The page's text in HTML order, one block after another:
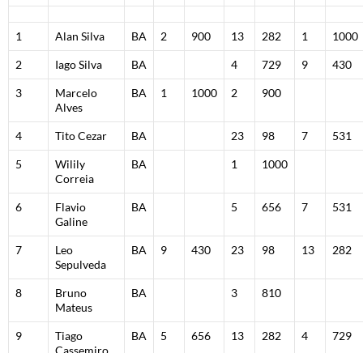
1 Alan Silva BA 2 900 13 282 1 1000
2 Iago Silva BA 4 729 9 430
3
Marcelo
Alves
BA 1 1000 2 900
4 Tito Cezar BA 23 98 7 531
5
Wilily
Correia
BA 1 1000
6
Flavio
Galine
BA 5 656 7 531
7
Leo
Sepulveda
BA 9 430 23 98 13 282
8
Bruno
Mateus
BA 3 810
9
Tiago
BA 5 656 13 282 4 729